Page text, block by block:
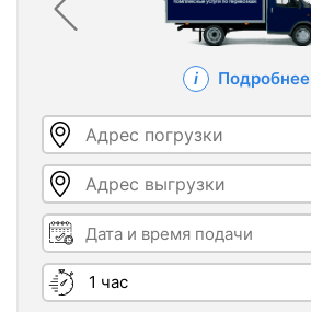
Подробнее
Адрес погрузки
Адрес выгрузки
Дата и время подачи
Длительность